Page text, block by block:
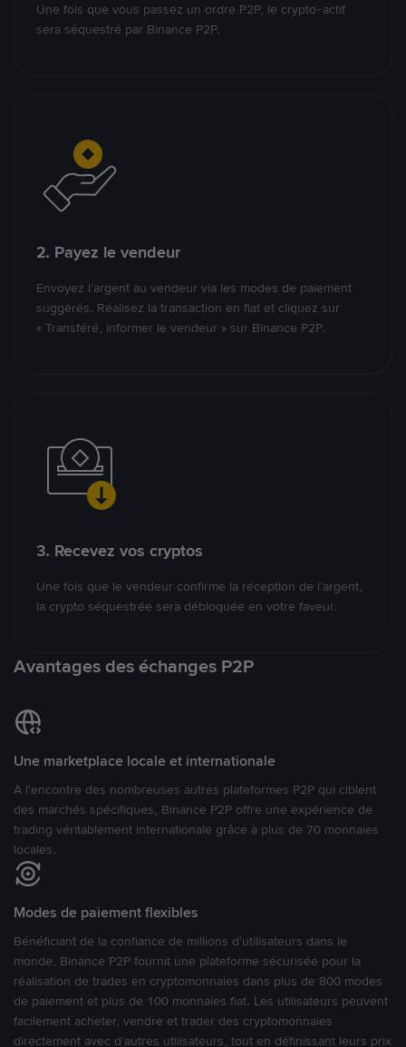
Une fois que vous passez un ordre P2P, le crypto-actif
sera séquestré par Binance P2P.
2. Payez le vendeur
Envoyez l’argent au vendeur via les modes de paiement
suggérés. Réalisez la transaction en fiat et cliquez sur
« Transféré, informer le vendeur » sur Binance P2P.
3. Recevez vos cryptos
Une fois que le vendeur confirme la réception de l’argent,
la crypto séquestrée sera débloquée en votre faveur.
Avantages des échanges P2P
Une marketplace locale et internationale
À l’encontre des nombreuses autres plateformes P2P qui ciblent
des marchés spécifiques, Binance P2P offre une expérience de
trading véritablement internationale grâce à plus de 70 monnaies
locales.
Modes de paiement flexibles
Bénéficiant de la confiance de millions d’utilisateurs dans le
monde, Binance P2P fournit une plateforme sécurisée pour la
réalisation de trades en cryptomonnaies dans plus de 800 modes
de paiement et plus de 100 monnaies fiat. Les utilisateurs peuvent
facilement acheter, vendre et trader des cryptomonnaies
directement avec d’autres utilisateurs, tout en définissant leurs prix